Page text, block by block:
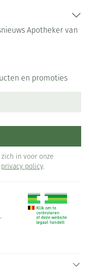
Apotheker van
en promoties
in voor onze
privacy policy.